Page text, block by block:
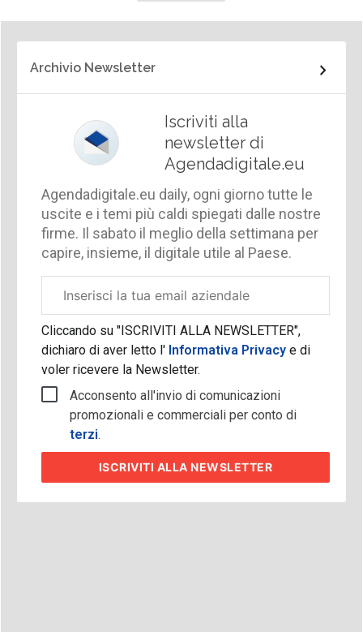
Archivio Newsletter
Iscriviti alla
newsletter di
Agendadigitale.eu
Agendadigitale.eu daily, ogni giorno tutte le
uscite e i temi più caldi spiegati dalle nostre
firme. Il sabato il meglio della settimana per
capire, insieme, il digitale utile al Paese.
aziendale
Cliccando su "ISCRIVITI ALLA NEWSLETTER",
dichiaro di aver letto l'Informativa Privacy e di
voler ricevere la Newsletter.
Acconsento all'invio di comunicazioni
promozionali e commerciali per conto di
terzi.
ISCRIVITI ALLA NEWSLETTER